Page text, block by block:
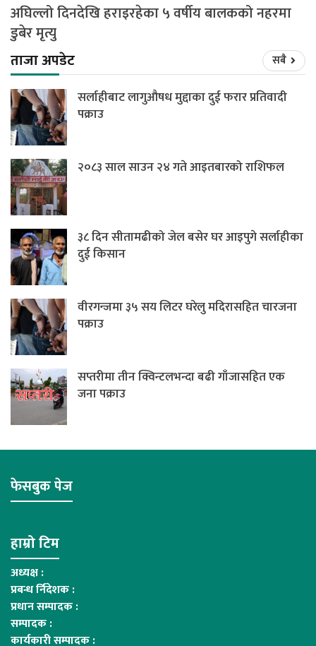
अघिल्लो दिनदेखि हराइरहेका ५ वर्षीय बालकको नहरमा
डुबेर मृत्यु
ताजा अपडेट
सबै
सर्लाहीबाट लागुऔषध मुद्दाका दुई फरार प्रतिवादी
पक्राउ
२०८३ साल साउन २४ गते आइतबारको राशिफल
३८ दिन सीतामढीको जेल बसेर घर आइपुगे सर्लाहीका
दुई किसान
वीरगन्जमा ३५ सय लिटर घरेलु मदिरासहित चारजना
पक्राउ
सप्तरीमा तीन क्विन्टलभन्दा बढी गाँजासहित एक
जना पक्राउ
फेसबुक पेज
हाम्रो टिम
अध्यक्ष :
प्रबन्ध र्निदेशक :
प्रधान सम्पादक :
सम्पादक :
कार्यकारी सम्पादक :